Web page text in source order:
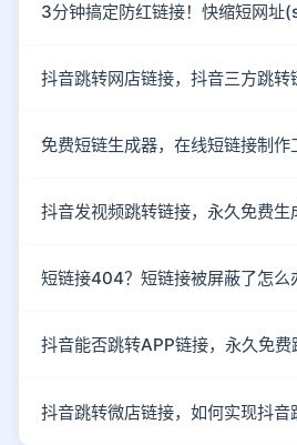
抖音跳转网店链接，抖音三方跳转
免费短链生成器，在线短链接制作
抖音发视频跳转链接，永久免费生
短链接404？短链接被屏蔽了怎么
抖音能否跳转APP链接，永久免费
抖音跳转微店链接，如何实现抖音